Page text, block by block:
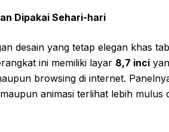
Dipakai Sehari-hari
desain yang tetap elegan khas
ini memiliki layar 8,7 inci
browsing di internet.
animasi terlihat lebih mulus